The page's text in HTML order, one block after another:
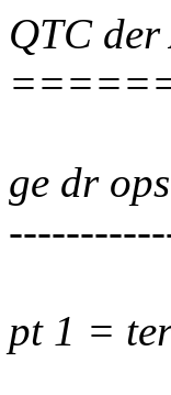
QTC
ge dr
pt 1 =